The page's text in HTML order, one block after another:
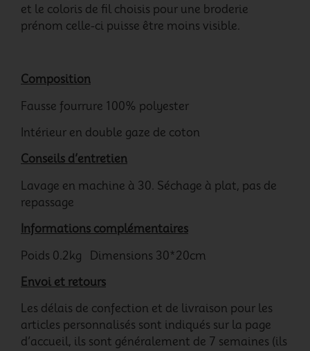
et le coloris de fil choisis pour une broderie
prénom celle-ci puisse être moins visible.
Composition
Fausse fourrure 100% polyester
Intérieur en double gaze de coton
Conseils d’entretien
Lavage en machine à 30. Séchage à plat, pas de
repassage
Informations complémentaires
Poids 0.2kg Dimensions 30*20cm
Envoi et retours
Les délais de confection et de livraison pour les
articles personnalisés sont indiqués sur la page
d’accueil, ils sont généralement de 7 semaines (ils